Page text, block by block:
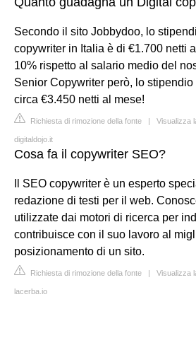
Secondo il sito Jobbydoo, lo
copywriter in Italia è di €1.700 netti
10% rispetto al salario medio del
Senior Copywriter però, lo
circa €3.450 netti al mese!
Richiesta di rimozione della fonte | Visualizza
digitaldojo.it
Cosa fa il copywriter SEO?
Il SEO copywriter è un esperto
redazione di testi per il web.
utilizzate dai motori di ricerca per
contribuisce con il suo lavoro al
posizionamento di un sito.
Richiesta di rimozione della fonte | Visualizza
lacerba.io